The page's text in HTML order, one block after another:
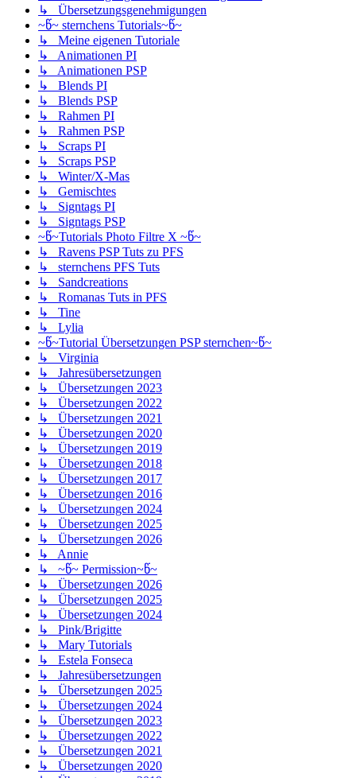
↳ Übersetzungsgenehmigungen
~წ~ sternchens Tutorials~წ~
↳ Meine eigenen Tutoriale
↳ Animationen PI
↳ Animationen PSP
↳ Blends PI
↳ Blends PSP
↳ Rahmen PI
↳ Rahmen PSP
↳ Scraps PI
↳ Scraps PSP
↳ Winter/X-Mas
↳ Gemischtes
↳ Signtags PI
↳ Signtags PSP
~წ~Tutorials Photo Filtre X ~წ~
↳ Ravens PSP Tuts zu PFS
↳ sternchens PFS Tuts
↳ Sandcreations
↳ Romanas Tuts in PFS
↳ Tine
↳ Lylia
~წ~Tutorial Übersetzungen PSP sternchen~წ~
↳ Virginia
↳ Jahresübersetzungen
↳ Übersetzungen 2023
↳ Übersetzungen 2022
↳ Übersetzungen 2021
↳ Übersetzungen 2020
↳ Übersetzungen 2019
↳ Übersetzungen 2018
↳ Übersetzungen 2017
↳ Übersetzungen 2016
↳ Übersetzungen 2024
↳ Übersetzungen 2025
↳ Übersetzungen 2026
↳ Annie
↳ ~წ~ Permission~წ~
↳ Übersetzungen 2026
↳ Übersetzungen 2025
↳ Übersetzungen 2024
↳ Pink/Brigitte
↳ Mary Tutorials
↳ Estela Fonseca
↳ Jahresübersetzungen
↳ Übersetzungen 2025
↳ Übersetzungen 2024
↳ Übersetzungen 2023
↳ Übersetzungen 2022
↳ Übersetzungen 2021
↳ Übersetzungen 2020